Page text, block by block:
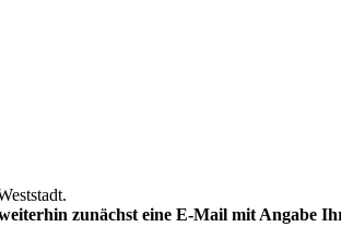
zunächst eine E-Mail mit Angabe